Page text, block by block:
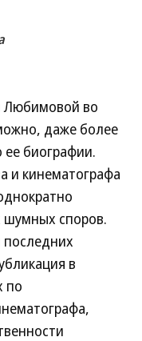
Любимовой во
даже более
ее биографии.
и кинематографа
шумных споров.
в
по